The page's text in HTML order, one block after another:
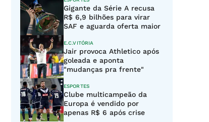
Gigante da Série A recusa
R$ 6,9 bilhões para virar
SAF e aguarda oferta maior
E.C.VITÓRIA
Jair provoca Athletico após
goleada e aponta
"mudanças pra frente"
ESPORTES
Clube multicampeão da
Europa é vendido por
apenas R$ 6 após crise